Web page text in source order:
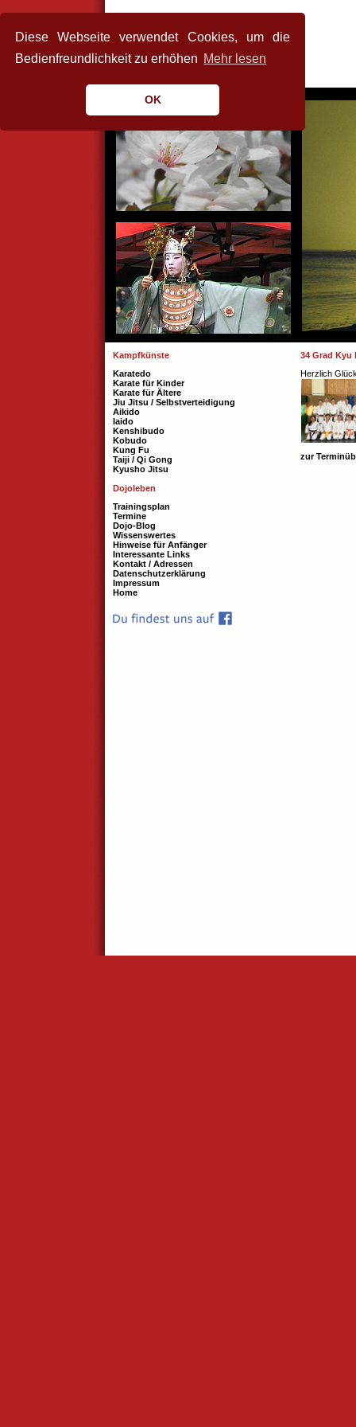
Diese Webseite verwendet Cookies, um die
Bedienfreundlichkeit zu erhöhen Mehr lesen
OK
34 Grad Kyu
Herzlich
zur
Kampfkünste
Karatedo
Karate für Kinder
Karate für Ältere
Jiu Jitsu / Selbstverteidigung
Aikido
Iaido
Kenshibudo
Kobudo
Kung Fu
Taiji / Qi Gong
Kyusho Jitsu
Dojoleben
Trainingsplan
Termine
Dojo-Blog
Wissenswertes
Hinweise für Anfänger
Interessante Links
Kontakt / Adressen
Datenschutzerklärung
Impressum
Home